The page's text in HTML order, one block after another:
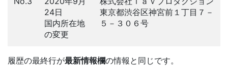
24日
国内所在地
の変更
東京都渋谷区神宮前１丁目７－
５－３０６号
履歴の最終行が最新情報欄の情報と同じです。